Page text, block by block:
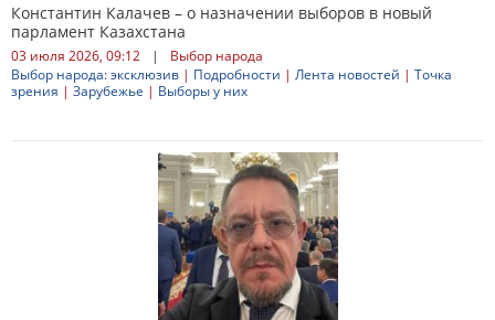
Константин Калачев – о назначении выборов в новый
парламент Казахстана
03 июля 2026, 09:12 |
Выбор народа
Выбор народа: эксклюзив | Подробности | Лента новостей | Точка
зрения | Зарубежье | Выборы у них